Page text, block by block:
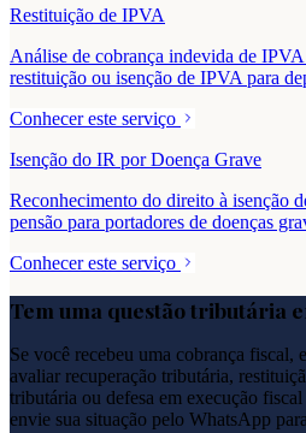
Restituição de IPVA
Análise de cobrança indevida de
restituição ou isenção de IPVA para
Conhecer este serviço
Isenção do IR por Doença Grave
Reconhecimento do direito à isenção
pensão para portadores de doenças
Conhecer este serviço
Tem uma questão tributária
Se você recebeu uma cobrança fiscal,
avaliar recuperação tributária,
tributária ou defesa em execução fiscal
envie sua situação pelo WhatsApp